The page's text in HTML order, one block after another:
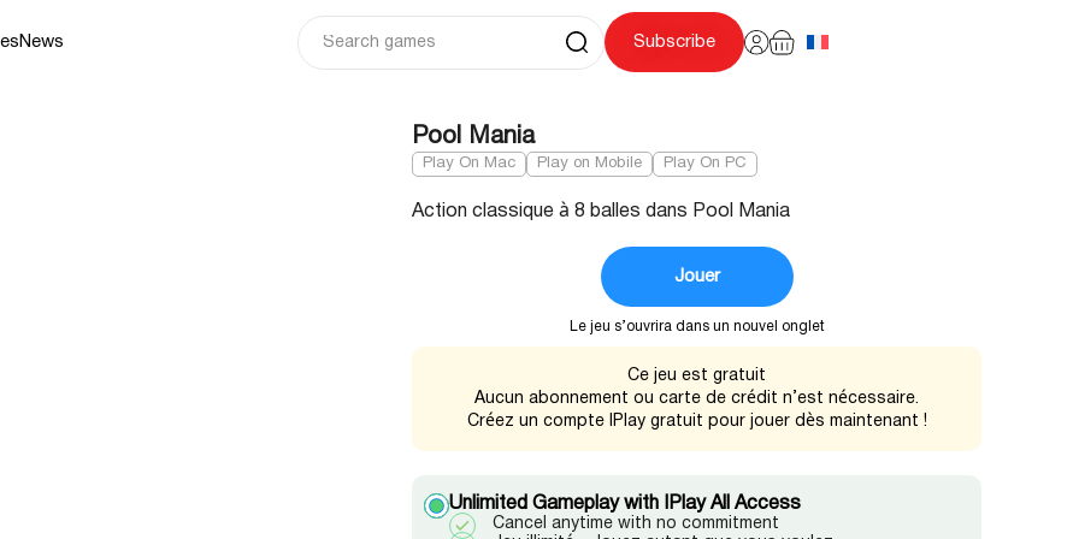
News Subscribe
Pool Mania
Play On Mac Play on Mobile Play On PC
Unlimited Gameplay with IPlay All Access
Cancel anytime with no commitment
Action classique à 8 balles dans Pool Mania
Jouer
Le jeu s’ouvrira dans un nouvel onglet
Ce jeu est gratuit
Aucun abonnement ou carte de crédit n’est nécessaire.
Créez un compte IPlay gratuit pour jouer dès maintenant !